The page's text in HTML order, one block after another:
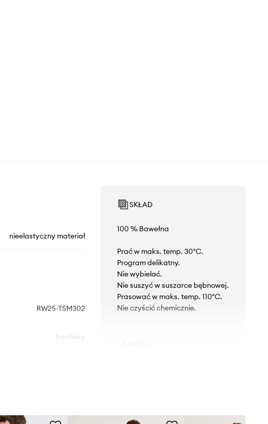
nieelastyczny materiał
RW25-TSM302
bordowy
SKŁAD
100 % Bawełna
Prać w maks. temp. 30°C.
Program delikatny.
Nie wybielać.
Nie suszyć w suszarce bębnowej.
Prasować w maks. temp. 110°C.
Nie czyścić chemicznie.
WYMIARY